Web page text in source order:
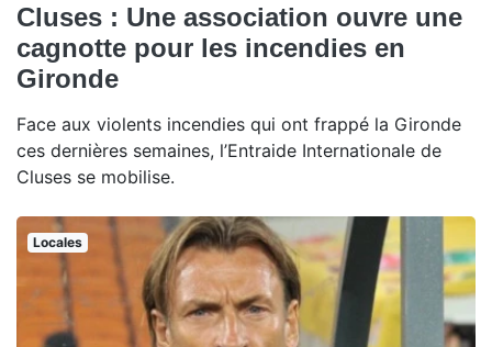
Cluses : Une association ouvre une
cagnotte pour les incendies en
Gironde
Face aux violents incendies qui ont frappé la Gironde
ces dernières semaines, l’Entraide Internationale de
Cluses se mobilise.
Locales